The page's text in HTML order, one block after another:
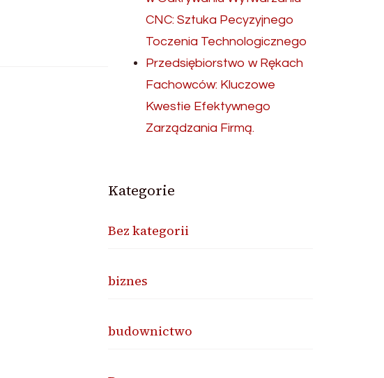
CNC: Sztuka Pecyzyjnego
Toczenia Technologicznego
Przedsiębiorstwo w Rękach
Fachowców: Kluczowe
Kwestie Efektywnego
Zarządzania Firmą.
Kategorie
Bez kategorii
biznes
budownictwo